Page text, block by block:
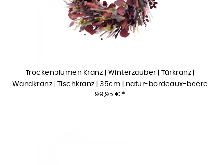
Trockenblumen Kranz | Winterzauber | Türkranz |
Wandkranz | Tischkranz | 35cm | natur-bordeaux-beere
99,95 € *